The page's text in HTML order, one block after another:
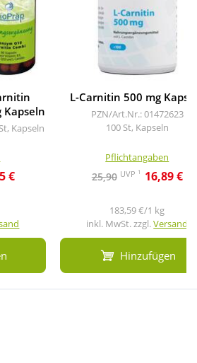
Kapseln
Kapseln
€
L-Carnitin 500 mg
PZN/Art.Nr.: 01472623
100 St, Kapseln
Pflichtangaben
25,90 UVP 1 16,89 €
183,59 €/1 kg
inkl. MwSt. zzgl.Versand
Hinzufügen